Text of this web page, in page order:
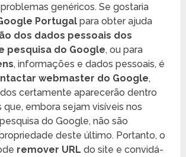
genéricos. Se gostaria
Portugalpara obter ajuda
dos dados pessoais dos
pesquisa do Google, ou para
, informações e dados pessoais, é
webmaster do Google,
certamente aparecerão dentro
embora sejam visíveis nos
do Google, não são
deste último. Portanto, o
remover URL do site e convidá-